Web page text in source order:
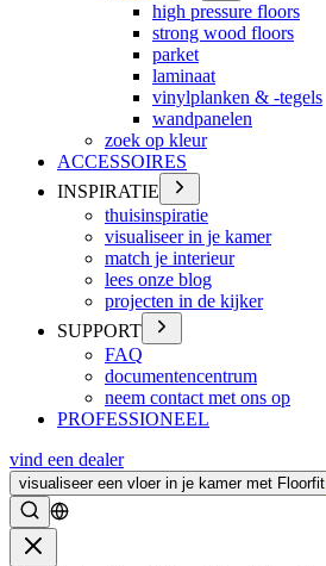
high pressure floors
strong wood floors
parket
laminaat
vinylplanken & -tegels
wandpanelen
zoek op kleur
ACCESSOIRES
INSPIRATIE
thuisinspiratie
visualiseer in je kamer
match je interieur
lees onze blog
projecten in de kijker
SUPPORT
FAQ
documentencentrum
neem contact met ons op
PROFESSIONEEL
vind een dealer
visualiseer een vloer in je kamer met Floorfit
Zoeken